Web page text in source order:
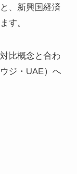
、新興国経済
す。
比概念と合わ
ジ・UAE）へ